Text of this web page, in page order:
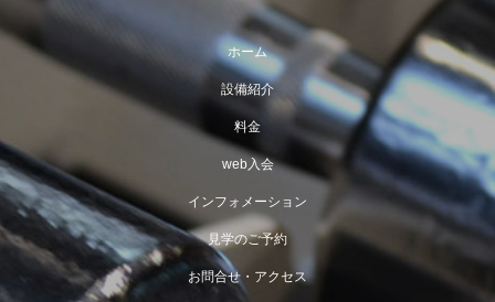
ホーム
設備紹介
料金
web入会
インフォメーション
見学のご予約
お問合せ・アクセス